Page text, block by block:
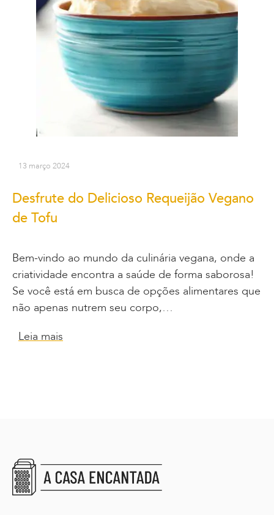
13 março 2024
Desfrute do Delicioso Requeijão Vegano
de Tofu
Bem-vindo ao mundo da culinária vegana, onde a
criatividade encontra a saúde de forma saborosa!
Se você está em busca de opções alimentares que
não apenas nutrem seu corpo,…
Leia mais